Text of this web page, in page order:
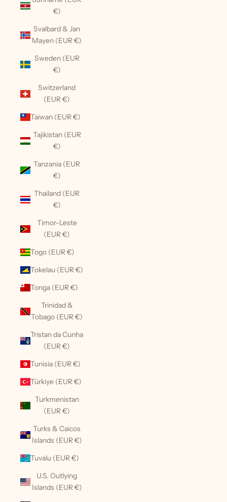
€)
Svalbard & Jan
Mayen (EUR €)
Sweden (EUR
€)
Switzerland
(EUR €)
Taiwan (EUR €)
Tajikistan (EUR
€)
Tanzania (EUR
€)
Thailand (EUR
€)
Timor-Leste
(EUR €)
Togo (EUR €)
Tokelau (EUR €)
Tonga (EUR €)
Trinidad &
Tobago (EUR €)
Tristan da Cunha
(EUR €)
Tunisia (EUR €)
Türkiye (EUR €)
Turkmenistan
(EUR €)
Turks & Caicos
Islands (EUR €)
Tuvalu (EUR €)
U.S. Outlying
Islands (EUR €)